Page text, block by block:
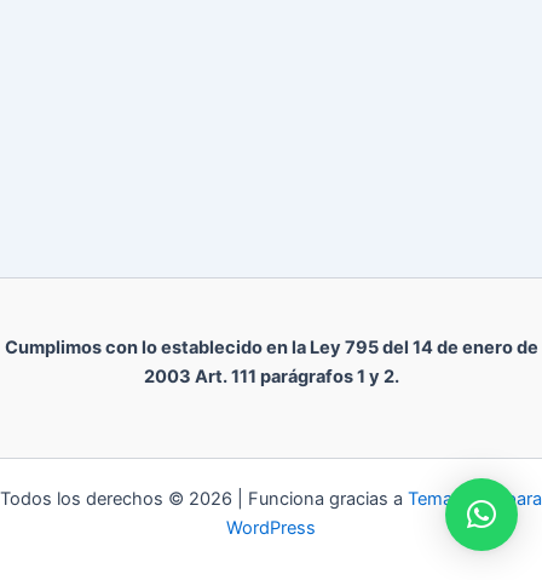
Cumplimos con lo establecido en la Ley 795 del 14 de enero de
2003 Art. 111 parágrafos 1 y 2.
Todos los derechos © 2026 | Funciona gracias a Tema Astra para
WordPress